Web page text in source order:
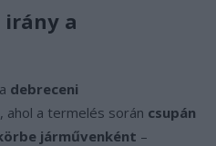
irány a
debreceni
ahol a termelés során csupán
járművenként –